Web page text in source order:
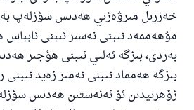
خەزرىل مىرۋەزىي ھەدىس سۆزلەپ
مۇھەممەد ئىبنى نەسىر ئىبنى
بەردى، بىزگە ئەلىي ئىبنى ھۇجىر
بىزگە ھەمماد ئىبنى ئەمىر زەيد ئىبنى
زۆھرىيدىن ئۇ ئەنەستىن ھەدىس